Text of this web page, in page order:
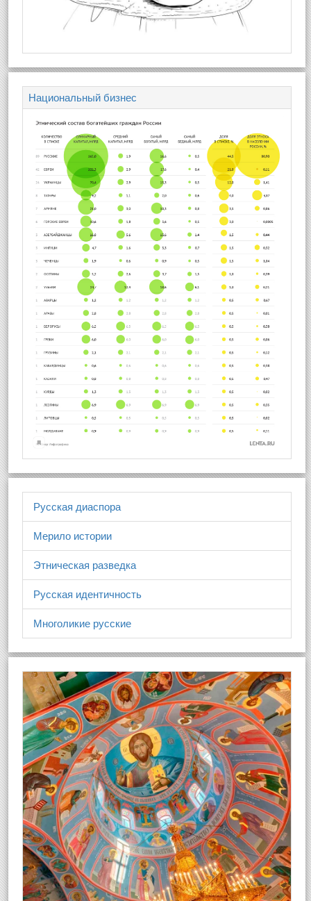
Национальный бизнес
Русская диаспора
Мерило истории
Этническая разведка
Русская идентичность
Многоликие русские